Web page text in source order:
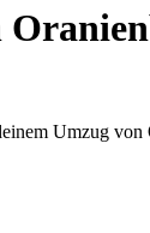
Umzug